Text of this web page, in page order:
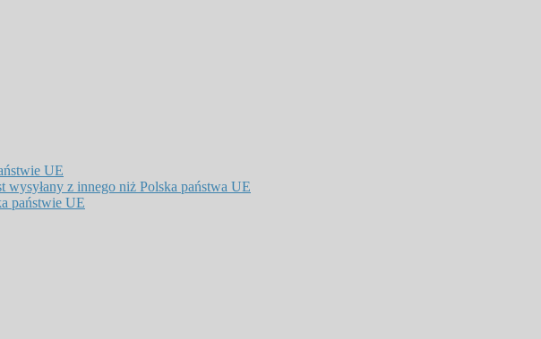
UE
z innego niż Polska państwa UE
państwie UE